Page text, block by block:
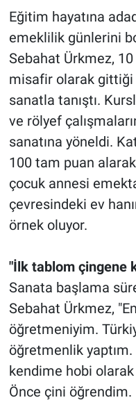
Eğitim hayatına
emeklilik günlerini
Sebahat Ürkmez,
misafir olarak
sanatla tanıştı.
ve rölyef
sanatına yöneldi.
100 tam puan
çocuk annesi
çevresindeki ev
örnek oluyor.
"İlk tablom çingene
Sanata başlama
Sebahat Ürkmez,
öğretmeniyim.
öğretmenlik
kendime hobi
Önce çini